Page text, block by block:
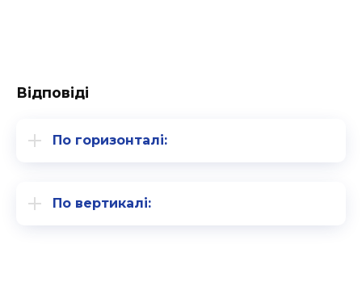
Відповіді
По горизонталі:
По вертикалі: